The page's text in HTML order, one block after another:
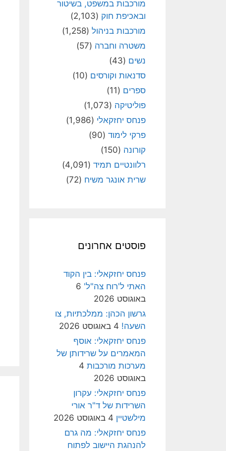
מורכבות במשפט, בשיטור
ובאכיפת חוק (2,103)
מורכבות בניהול (1,258)
משטרה וחברה (57)
נשים (43)
סדנאות וקורסים (10)
ספרים (11)
פוליטיקה (1,073)
פנחס יחזקאלי (1,986)
פרקי לימוד (90)
קורונה (150)
רלוונטיים תמיד (4,091)
שרית אונגר משיח (72)
פוסטים אחרונים
פנחס יחזקאלי: בין הקוד
האתי ל'רוח צה"ל' 6
באוגוסט 2026
גרשון הכהן: ממלכתיות, צו
השעה! 4 באוגוסט 2026
פנחס יחזקאלי: אוסף
המאמרים על שרידותן של
מערכות מורכבות 4
באוגוסט 2026
פנחס יחזקאלי: עקרון
השרידות של ד"ר אורי
מילשטיין 4 באוגוסט 2026
פנחס יחזקאלי: מה גרם
להנהגת היישוב לפתוח